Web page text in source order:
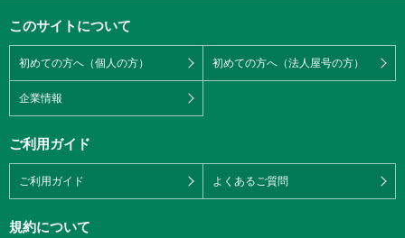
このサイトについて
初めての方へ（個人の方） 初めての方へ（法人屋号の方）
企業情報
ご利用ガイド
ご利用ガイド よくあるご質問
規約について